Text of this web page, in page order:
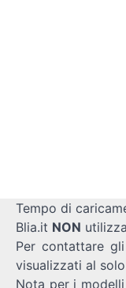
Tempo di
Blia.it NON
Per contattare
visualizzati al
Nota per i